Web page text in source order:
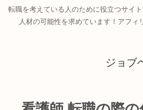
転職を考えている人のために役立つサイ
人材の可能性を求めています！アフィ
ジョブ